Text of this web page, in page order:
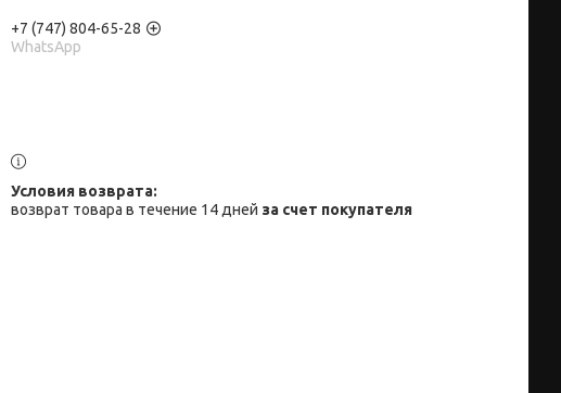
+7 (747) 804-65-28
WhatsApp
возврат товара в течение 14 дней за счет покупателя